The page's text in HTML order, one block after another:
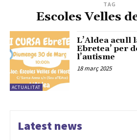
TAG
Escoles Velles
ACTUALITAT
L’Aldea acull
Ebretea’ per
l’autisme
18 març 2025
Latest news